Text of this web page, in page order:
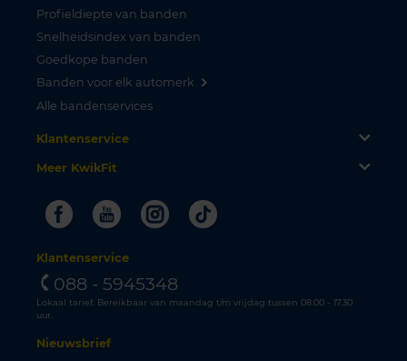
Profieldiepte van banden
Snelheidsindex van banden
Goedkope banden
Banden voor elk automerk
Alle bandenservices
Klantenservice
Meer KwikFit
FacebookYoutubeInstagram
Tiktok
Klantenservice
088 - 5945348
Lokaal tarief. Bereikbaar van maandag t/m vrijdag tussen 08.00 - 17.30
uur.
Nieuwsbrief